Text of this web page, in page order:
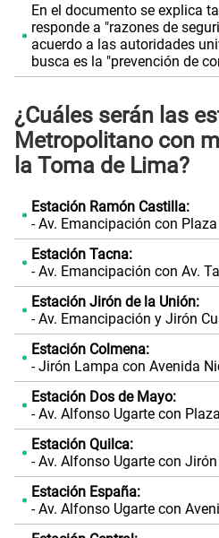
En el documento se explica
responde a "razones de
acuerdo a las autoridades
busca es la "prevención de
¿Cuáles serán las
Metropolitano con
la Toma de Lima?
Estación Ramón Castilla:
- Av. Emancipación con
Estación Tacna:
- Av. Emancipación con Av.
Estación Jirón de la Unión:
- Av. Emancipación y Jirón
Estación Colmena:
- Jirón Lampa con Avenida
Estación Dos de Mayo:
- Av. Alfonso Ugarte con
Estación Quilca:
- Av. Alfonso Ugarte con
Estación España:
- Av. Alfonso Ugarte con